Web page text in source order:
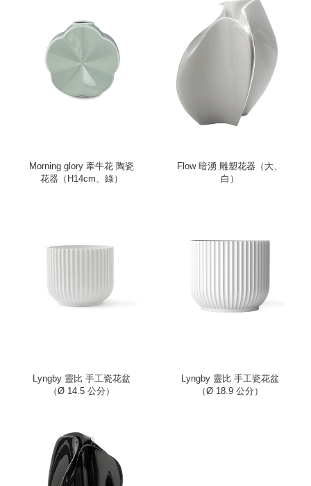
Morning glory 牽牛花 陶瓷
花器（H14cm、綠）
Flow 暗湧 雕塑花器（大、
白）
Lyngby 靈比 手工瓷花盆
（Ø 14.5 公分）
Lyngby 靈比 手工瓷花盆
（Ø 18.9 公分）